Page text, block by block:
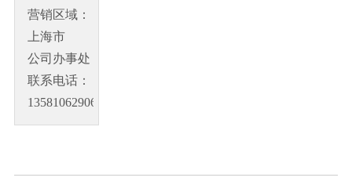
营销区域：
上海市
公司办事处
联系电话：
13581062906